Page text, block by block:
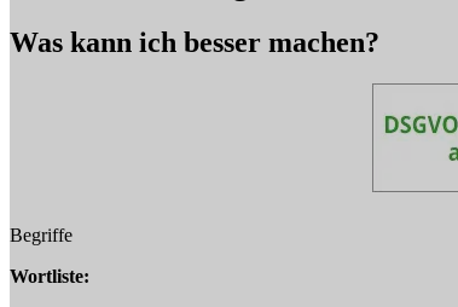
Was kann ich besser machen?
Begriffe
Wortliste: